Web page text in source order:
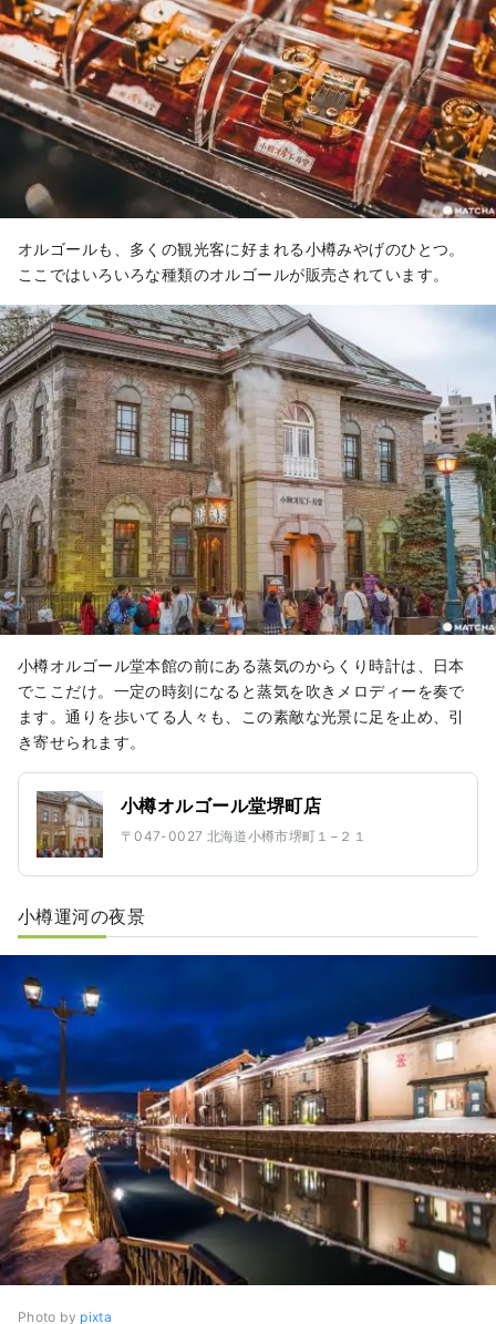
オルゴールも、多くの観光客に好まれる小樽みやげのひとつ。
ここではいろいろな種類のオルゴールが販売されています。
小樽オルゴール堂本館の前にある蒸気のからくり時計は、日本
でここだけ。一定の時刻になると蒸気を吹きメロディーを奏で
ます。通りを歩いてる人々も、この素敵な光景に足を止め、引
き寄せられます。
小樽オルゴール堂堺町店
〒047-0027 北海道小樽市堺町１−２１
小樽運河の夜景
Photo by pixta